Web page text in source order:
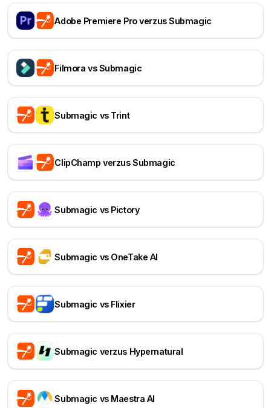
Adobe Premiere Pro verzus Submagic
Filmora vs Submagic
Submagic vs Trint
ClipChamp verzus Submagic
Submagic vs Pictory
Submagic vs OneTake AI
Submagic vs Flixier
Submagic verzus Hypernatural
Submagic vs Maestra AI